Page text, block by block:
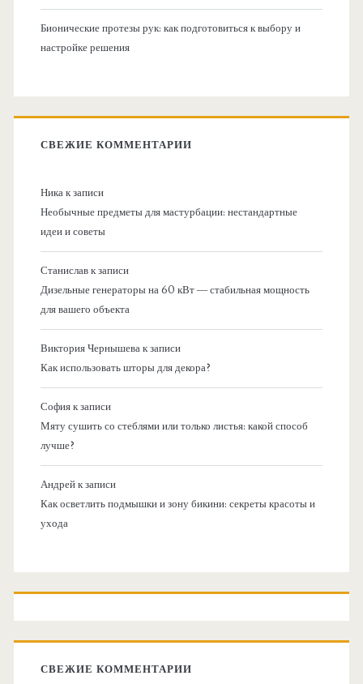
Бионические протезы рук: как подготовиться к выбору и
настройке решения
СВЕЖИЕ КОММЕНТАРИИ
Никак записи
Необычные предметы для мастурбации: нестандартные
идеи и советы
Станиславк записи
Дизельные генераторы на 60 кВт — стабильная мощность
для вашего объекта
Виктория Чернышевак записи
Как использовать шторы для декора?
Софияк записи
Мяту сушить со стеблями или только листья: какой способ
лучше?
Андрейк записи
Как осветлить подмышки и зону бикини: секреты красоты и
ухода
СВЕЖИЕ КОММЕНТАРИИ